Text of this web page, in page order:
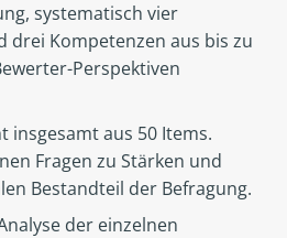
systematisch vier
drei Kompetenzen aus bis zu
Perspektiven
insgesamt aus 50 Items.
Fragen zu Stärken und
Bestandteil der Befragung.
der einzelnen